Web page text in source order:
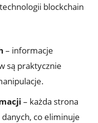
blockchain
– informacje
są praktycznie
– każda strona
co eliminuje